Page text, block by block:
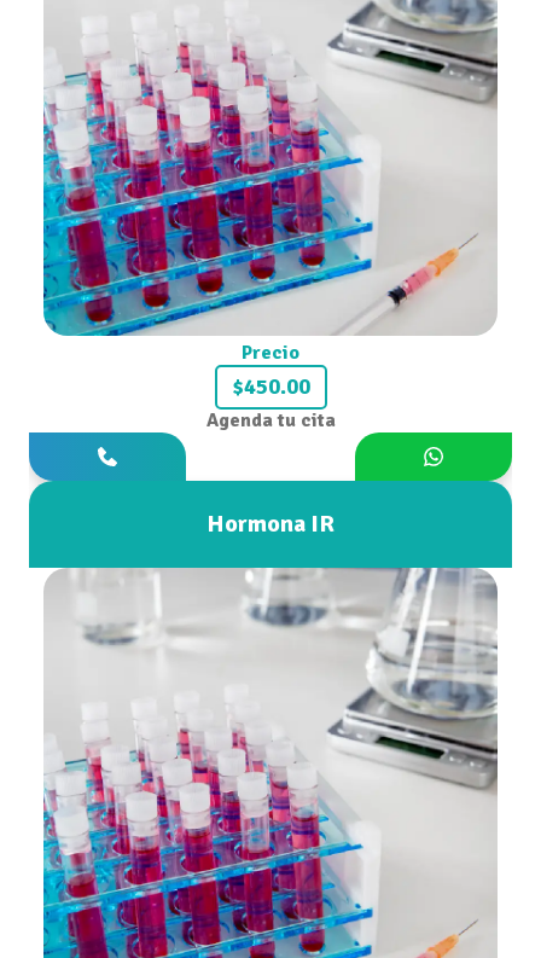
Precio
$450.00
Agenda tu cita
Hormona IR